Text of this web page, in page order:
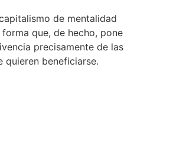
de mentalidad
que, de hecho, pone
precisamente de las
quieren beneficiarse.